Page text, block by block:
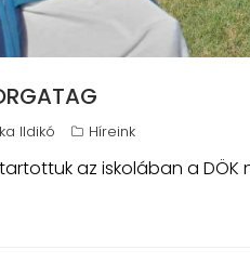
Ildikó Híreink
az iskolában a